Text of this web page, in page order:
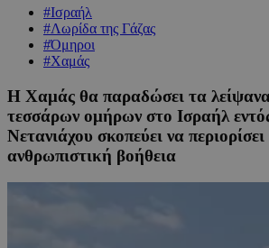
#Ισραήλ
#Λωρίδα της Γάζας
#Όμηροι
#Χαμάς
Η Χαμάς θα παραδώσει τα
τεσσάρων ομήρων στο Ισραήλ
Νετανιάχου σκοπεύει να
ανθρωπιστική βοήθεια